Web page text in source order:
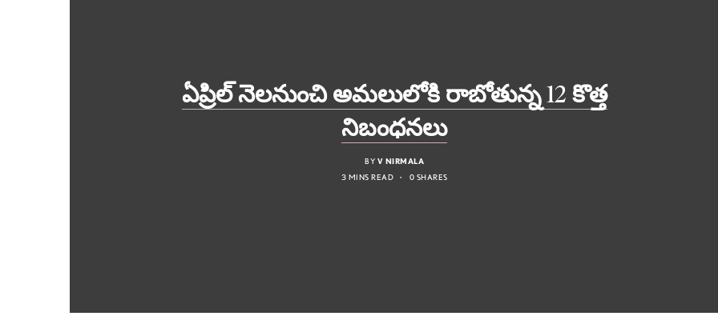
ఏప్రిల్ నెలనుంచి అమలులోకి రాబోతున్న 12 కొత్త
నిబంధనలు
BY V NIRMALA
3 MINS READ
0 SHARES